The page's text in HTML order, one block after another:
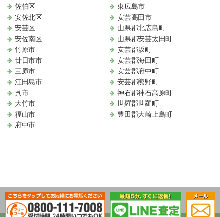
佐伯区
安佐北区
安芸区
安佐南区
竹原市
廿日市市
三原市
江田島市
呉市
大竹市
福山市
府中市
東広島市
安芸高田市
山県郡北広島町
山県郡安芸太田町
安芸郡坂町
安芸郡海田町
安芸郡府中町
安芸郡熊野町
神石郡神石高原町
世羅郡世羅町
豊田郡大崎上島町